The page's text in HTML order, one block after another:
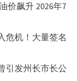
价飙升 2026年7
危机！大量签名
引发州长市长公